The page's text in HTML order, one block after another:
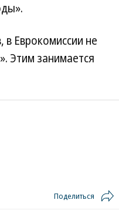
в Еврокомиссии не
Этим занимается
Поделиться